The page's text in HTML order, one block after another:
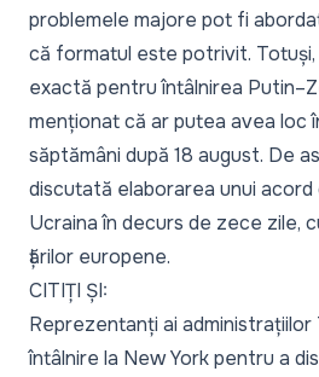
problemele majore pot fi
că formatul este potrivit.
exactă pentru întâlnirea
menționat că ar putea avea loc
săptămâni după 18 august. De
discutată elaborarea unui
Ucraina în decurs de zece zile,
țărilor europene.
CITIȚI ȘI:
Reprezentanți ai administrațiilor
întâlnire la New York pentru a